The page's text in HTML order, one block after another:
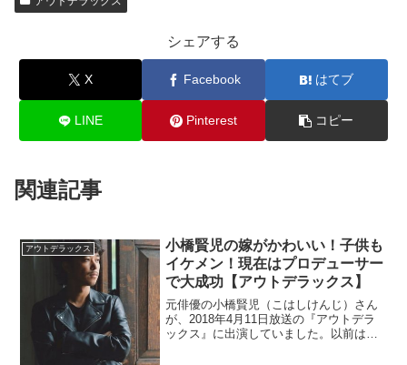
シェアする
X Facebook はてブ
LINE Pinterest コピー
関連記事
アウトデラックス
小橋賢児の嫁がかわいい！子供も
イケメン！現在はプロデューサー
で大成功【アウトデラックス】
元俳優の小橋賢児（こはしけんじ）さん
が、2018年4月11日放送の『アウトデラ
ックス』に出演していました。以前は大